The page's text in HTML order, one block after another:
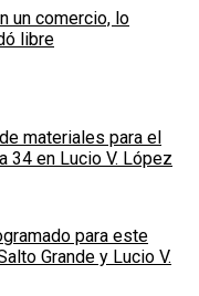
un comercio, lo
libre
materiales para el
34 en Lucio V. López
para este
Grande y Lucio V.